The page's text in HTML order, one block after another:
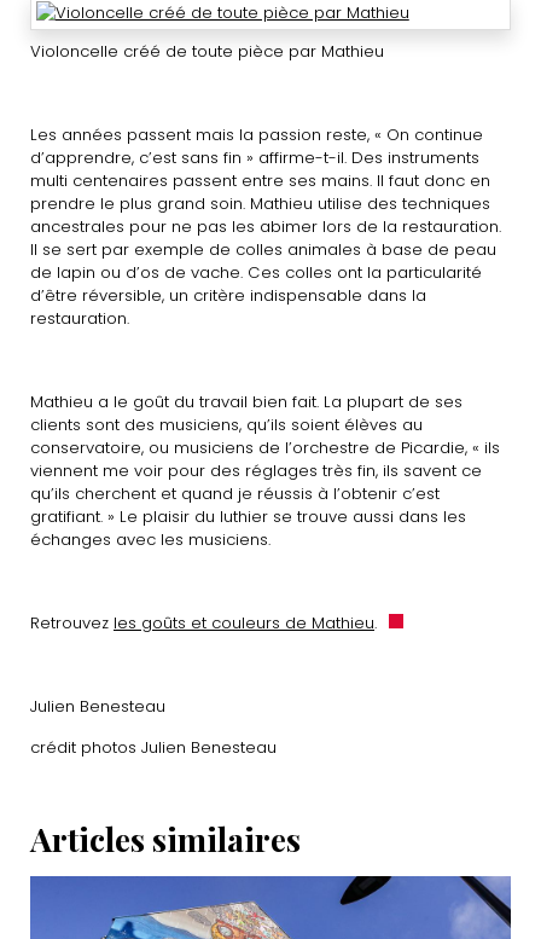
Violoncelle créé de toute pièce par Mathieu
Les années passent mais la passion reste, « On continue
d’apprendre, c’est sans fin » affirme-t-il. Des instruments
multi centenaires passent entre ses mains. Il faut donc en
prendre le plus grand soin. Mathieu utilise des techniques
ancestrales pour ne pas les abimer lors de la restauration.
Il se sert par exemple de colles animales à base de peau
de lapin ou d’os de vache. Ces colles ont la particularité
d’être réversible, un critère indispensable dans la
restauration.
Mathieu a le goût du travail bien fait. La plupart de ses
clients sont des musiciens, qu’ils soient élèves au
conservatoire, ou musiciens de l’orchestre de Picardie, « ils
viennent me voir pour des réglages très fin, ils savent ce
qu’ils cherchent et quand je réussis à l’obtenir c’est
gratifiant. » Le plaisir du luthier se trouve aussi dans les
échanges avec les musiciens.
Retrouvez les goûts et couleurs de Mathieu.
Julien Benesteau
crédit photos Julien Benesteau
Articles similaires